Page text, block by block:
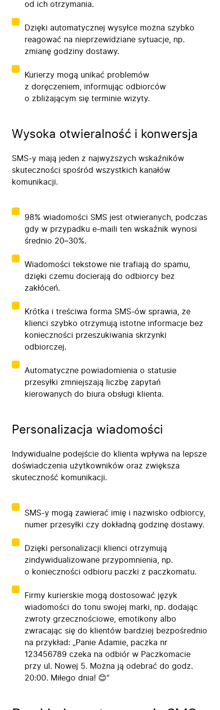
od ich otrzymania.
Dzięki automatycznej wysyłce można szybko
reagować na nieprzewidziane sytuacje, np.
zmianę godziny dostawy.
Kurierzy mogą unikać problemów
z doręczeniem, informując odbiorców
o zbliżającym się terminie wizyty.
Wysoka otwieralność i konwersja
SMS-y mają jeden z najwyższych wskaźników
skuteczności spośród wszystkich kanałów
komunikacji.
98% wiadomości SMS jest otwieranych, podczas
gdy w przypadku e-maili ten wskaźnik wynosi
średnio 20–30%.
Wiadomości tekstowe nie trafiają do spamu,
dzięki czemu docierają do odbiorcy bez
zakłóceń.
Krótka i treściwa forma SMS-ów sprawia, że
klienci szybko otrzymują istotne informacje bez
konieczności przeszukiwania skrzynki
odbiorczej.
Automatyczne powiadomienia o statusie
przesyłki zmniejszają liczbę zapytań
kierowanych do biura obsługi klienta.
Personalizacja wiadomości
Indywidualne podejście do klienta wpływa na lepsze
doświadczenia użytkowników oraz zwiększa
skuteczność komunikacji.
SMS-y mogą zawierać imię i nazwisko odbiorcy,
numer przesyłki czy dokładną godzinę dostawy.
Dzięki personalizacji klienci otrzymują
zindywidualizowane przypomnienia, np.
o konieczności odbioru paczki z paczkomatu.
Firmy kurierskie mogą dostosować język
wiadomości do tonu swojej marki, np. dodając
zwroty grzecznościowe, emotikony albo
zwracając się do klientów bardziej bezpośrednio
na przykład: „Panie Adamie, paczka nr
123456789 czeka na odbiór w Paczkomacie
przy ul. Nowej 5. Można ją odebrać do godz.
20:00. Miłego dnia! 😊”